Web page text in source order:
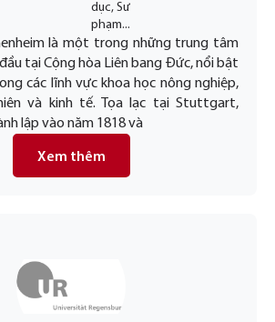
dục, Sư
phạm...
là một trong những trung tâm
tại Cộng hòa Liên bang Đức, nổi bật
các lĩnh vực khoa học nông nghiệp,
và kinh tế. Tọa lạc tại Stuttgart,
lập vào năm 1818 và
Xem thêm